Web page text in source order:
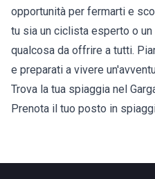
opportunità per fermarti e
tu sia un ciclista esperto o un
qualcosa da offrire a tutti.
e preparati a vivere
Trova la tua spiaggia nel
Prenota il tuo posto in